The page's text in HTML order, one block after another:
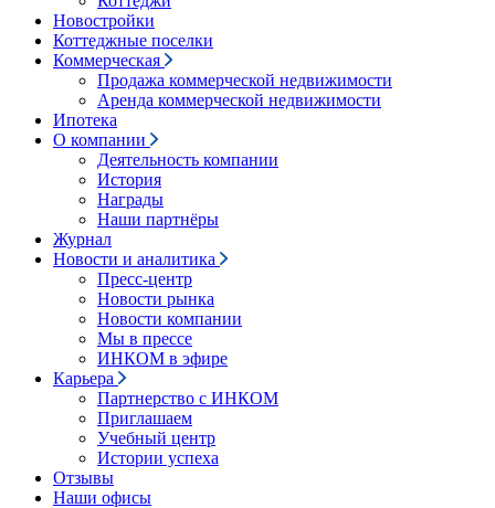
Новостройки
Коттеджные поселки
Коммерческая
Продажа коммерческой недвижимости
Аренда коммерческой недвижимости
Ипотека
О компании
Деятельность компании
История
Награды
Наши партнёры
Журнал
Новости и аналитика
Пресс-центр
Новости рынка
Новости компании
Мы в прессе
ИНКОМ в эфире
Карьера
Партнерство с ИНКОМ
Приглашаем
Учебный центр
Истории успеха
Отзывы
Наши офисы